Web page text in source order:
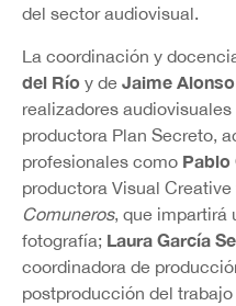
del sector audiovisual.
La coordinación y
del Río y de Jaime
realizadores
productora Plan Secreto,
profesionales como Pablo
productora Visual
Comuneros, que impartirá
fotografía; Laura García
coordinadora de
postproducción del